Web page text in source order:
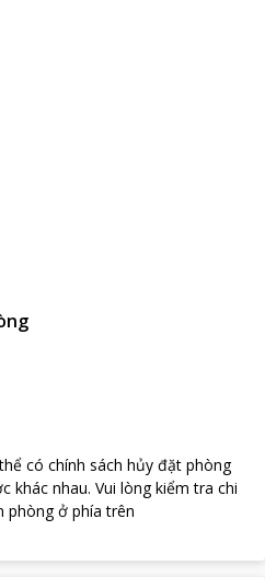
có chính sách hủy đặt phòng
khác nhau. Vui lòng kiểm tra chi
phòng ở phía trên